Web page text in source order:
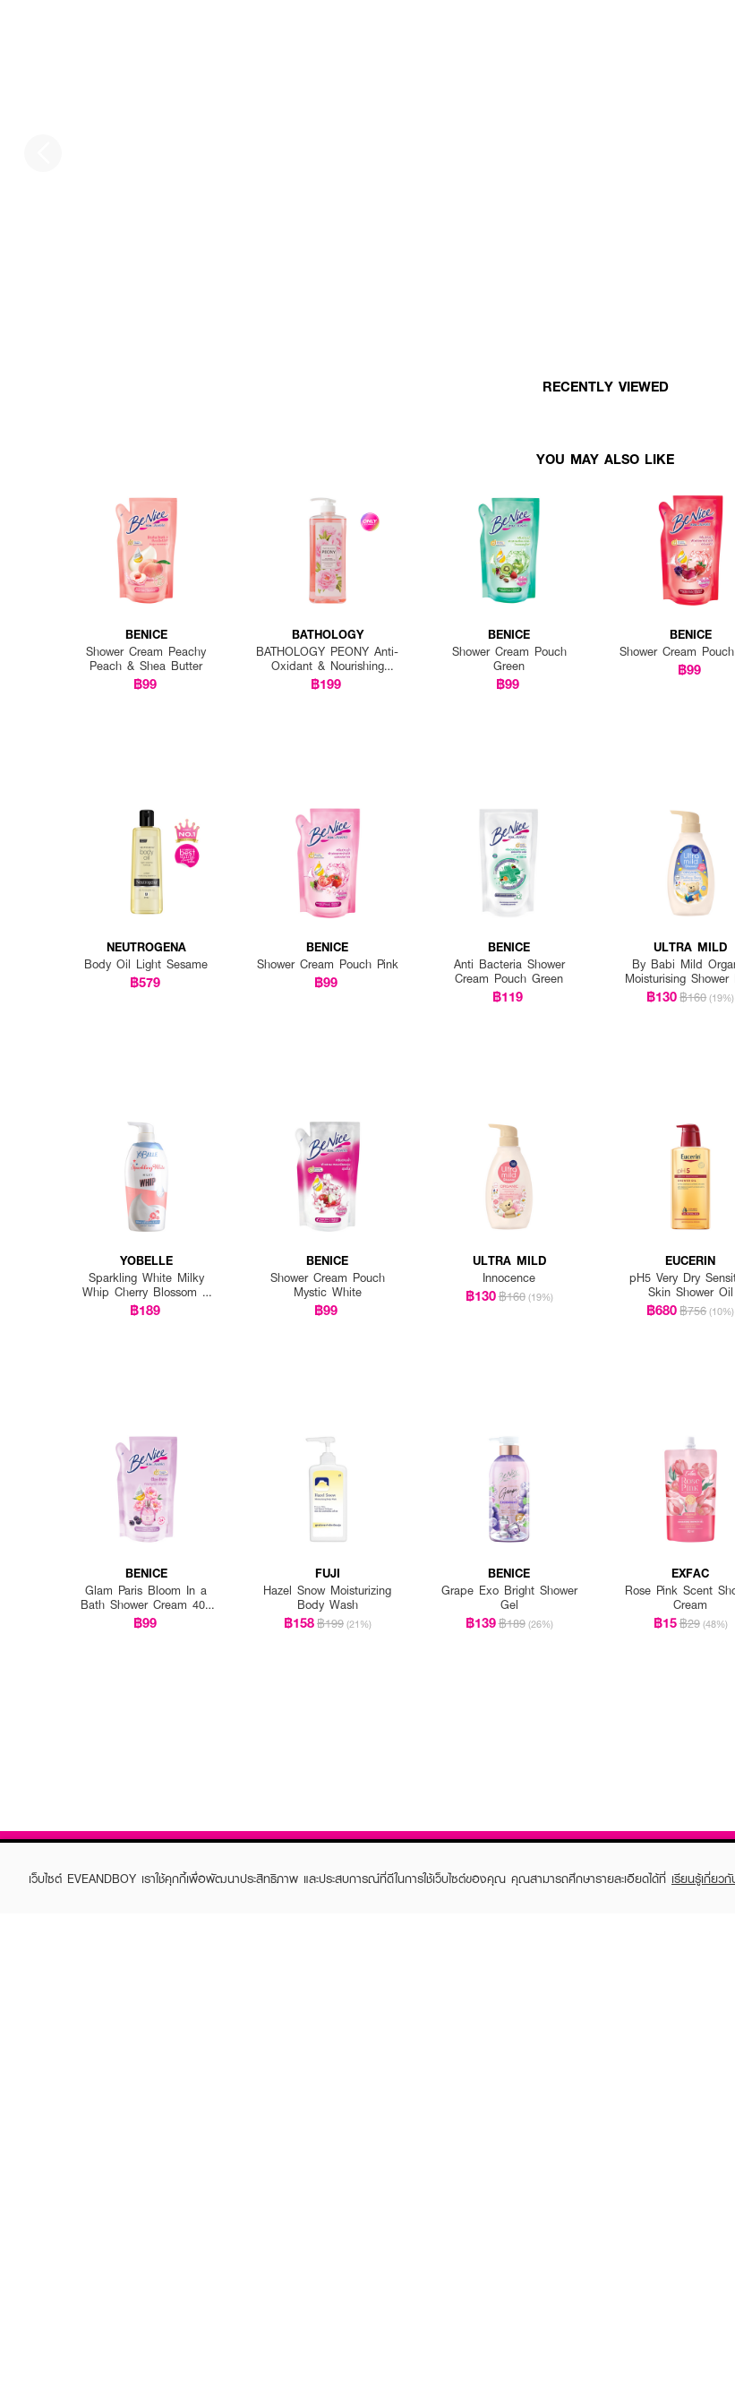
RECENTLY VIEWED
YOU MAY ALSO LIKE
BENICE
Shower Cream Peachy
Peach & Shea Butter
฿99
BATHOLOGY
BATHOLOGY PEONY Anti-
Oxidant & Nourishing
Shower Gel
฿199
BENICE
Shower Cream Pouch
Green
฿99
BENICE
Shower Cream
฿99
NEUTROGENA
Body Oil Light Sesame
฿579
BENICE
Shower Cream Pouch Pink
฿99
BENICE
Anti Bacteria Shower
Cream Pouch Green
฿119
ULTRA MILD
By Babi Mild
Moisturising Shower
Bedtime Story
฿130฿160 (19%)
YOBELLE
Sparkling White Milky
Whip Cherry Blossom &
Milk Body Wash
฿189
BENICE
Shower Cream Pouch
Mystic White
฿99
ULTRA MILD
Innocence
฿130฿160 (19%)
EUCERIN
pH5 Very Dry
Skin Shower Oil
฿680฿756 (10%)
BENICE
Glam Paris Bloom In a
Bath Shower Cream 400
ml pouch
฿99
FUJI
Hazel Snow Moisturizing
Body Wash
฿158฿199 (21%)
BENICE
Grape Exo Bright Shower
Gel
฿139฿189 (26%)
EXFAC
Rose Pink Scent
Cream
฿15฿29 (48%)
เว็บไซต์ EVEANDBOY เราใช้คุกกี้เพื่อพัฒนาประสิทธิภาพ และประสบการณ์ที่ดีในการใช้เว็บไซต์ของคุณ คุณสามารถศึกษารายละเอียดได้ที่ เรียนรู้เกี่ยว